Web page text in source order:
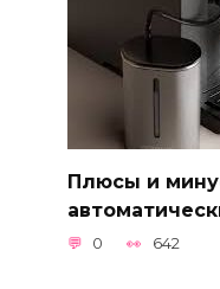
Плюсы и
0 642